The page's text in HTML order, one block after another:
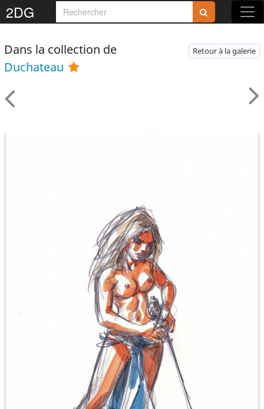
2DG
Dans la collection de
Duchateau
Retour à la galerie